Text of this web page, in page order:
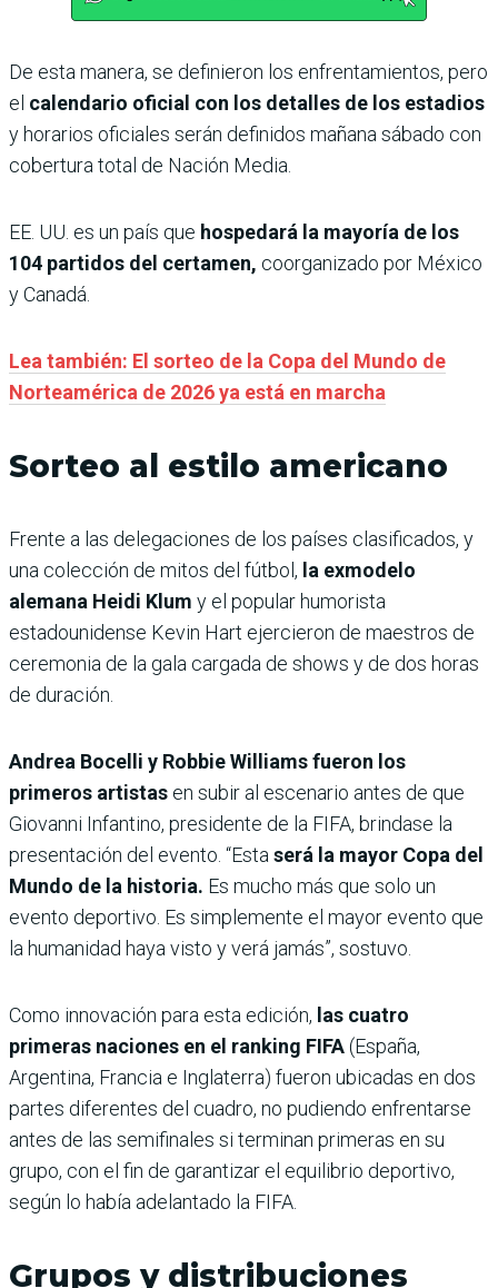
De esta manera, se definieron los enfrentamientos, pero
el calendario oficial con los detalles de los estadios
y horarios oficiales serán definidos mañana sábado con
cobertura total de Nación Media.
EE. UU. es un país que hospedará la mayoría de los
104 partidos del certamen, coorganizado por México
y Canadá.
Lea también: El sorteo de la Copa del Mundo de
Norteamérica de 2026 ya está en marcha
Sorteo al estilo americano
Frente a las delegaciones de los países clasificados, y
una colección de mitos del fútbol, la exmodelo
alemana Heidi Klum y el popular humorista
estadounidense Kevin Hart ejercieron de maestros de
ceremonia de la gala cargada de shows y de dos horas
de duración.
Andrea Bocelli y Robbie Williams fueron los
primeros artistas en subir al escenario antes de que
Giovanni Infantino, presidente de la FIFA, brindase la
presentación del evento. “Esta será la mayor Copa del
Mundo de la historia. Es mucho más que solo un
evento deportivo. Es simplemente el mayor evento que
la humanidad haya visto y verá jamás”, sostuvo.
Como innovación para esta edición, las cuatro
primeras naciones en el ranking FIFA(España,
Argentina, Francia e Inglaterra) fueron ubicadas en dos
partes diferentes del cuadro, no pudiendo enfrentarse
antes de las semifinales si terminan primeras en su
grupo, con el fin de garantizar el equilibrio deportivo,
según lo había adelantado la FIFA.
Grupos y distribuciones